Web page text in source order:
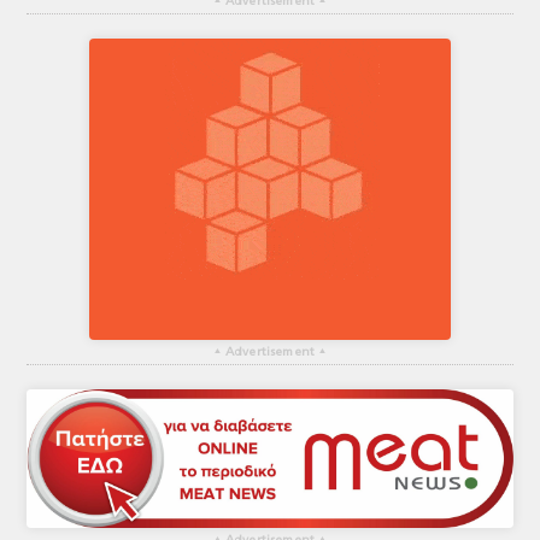
▴ Advertisement ▴